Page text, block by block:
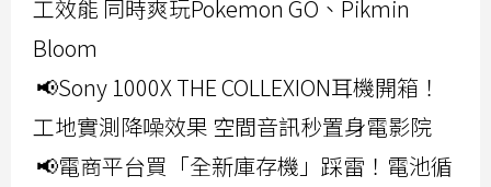
工效能 同時爽玩Pokemon GO、Pikmin
Bloom
📢Sony 1000X THE COLLEXION耳機開箱！
工地實測降噪效果 空間音訊秒置身電影院
📢電商平台買「全新庫存機」踩雷！電池循